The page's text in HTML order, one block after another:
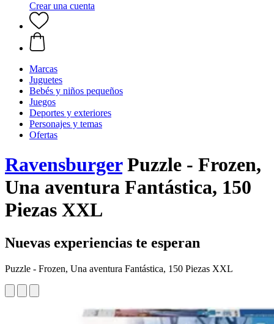
Crear una cuenta
Marcas
Juguetes
Bebés y niños pequeños
Juegos
Deportes y exteriores
Personajes y temas
Ofertas
RavensburgerPuzzle - Frozen,
Una aventura Fantástica, 150
Piezas XXL
Nuevas experiencias te esperan
Puzzle - Frozen, Una aventura Fantástica, 150 Piezas XXL